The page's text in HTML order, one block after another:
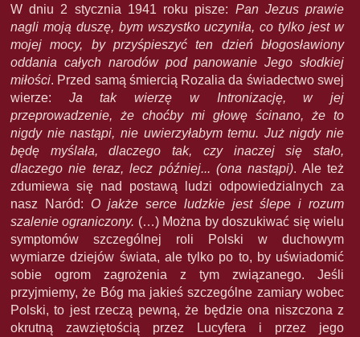
W dniu 2 stycznia 1941 roku pisze: Pan Jezus prawie
nagli moją duszę, bym wszystko uczyniła, co tylko jest w
mojej mocy, by przyśpieszyć ten dzień błogosławiony
oddania całych narodów pod panowanie Jego słodkiej
miłości. Przed samą śmiercią Rozalia da świadectwo swej
wierze: Ja tak wierzę w Intronizację, w jej
przeprowadzenie, że choćby mi głowę ścinano, że to
nigdy nie nastąpi, nie uwierzyłabym temu. Już nigdy nie
będę myślała, dlaczego tak, czy inaczej się stało,
dlaczego nie teraz, lecz później... (ona nastąpi). Ale też
zdumiewa się nad postawą ludzi odpowiedzialnych za
nasz Naród: O jakże serce ludzkie jest ślepe i rozum
szalenie ograniczony. (…) Można by doszukiwać się wielu
symptomów szczególnej roli Polski w duchowym
wymiarze dziejów świata, ale tylko po to, by uświadomić
sobie ogrom zagrożenia z tym związanego. Jeśli
przyjmiemy, że Bóg ma jakieś szczególne zamiary wobec
Polski, to jest rzeczą pewną, że będzie ona niszczona z
okrutną zawziętością przez Lucyfera i przez jego